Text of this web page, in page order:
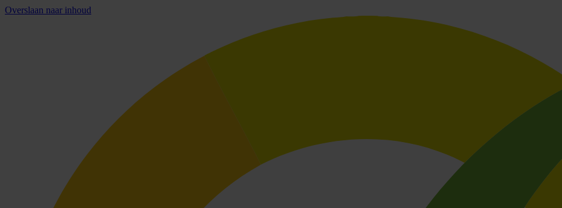
Overslaan naar inhoud